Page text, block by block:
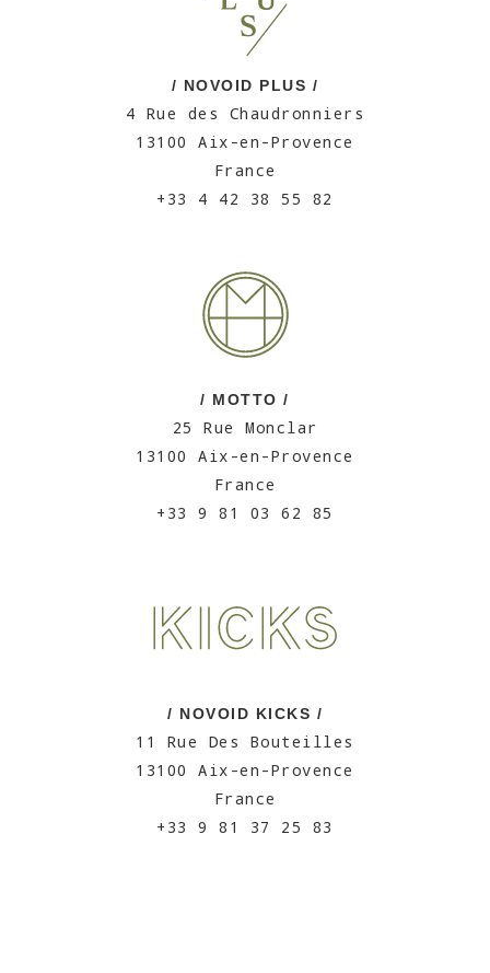
/ NOVOID PLUS /
4 Rue des Chaudronniers
13100 Aix-en-Provence
France
+33 4 42 38 55 82
/ MOTTO /
25 Rue Monclar
13100 Aix-en-Provence
France
+33 9 81 03 62 85
/ NOVOID KICKS /
11 Rue Des Bouteilles
13100 Aix-en-Provence
France
+33 9 81 37 25 83